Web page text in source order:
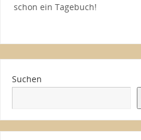
schon ein Tagebuch!
Suchen